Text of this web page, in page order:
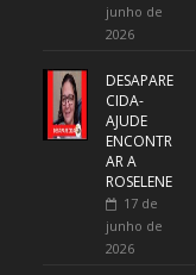
junho de
2026
DESAPARE
CIDA-
AJUDE
ENCONTR
AR A
ROSELENE
17 de
junho de
2026